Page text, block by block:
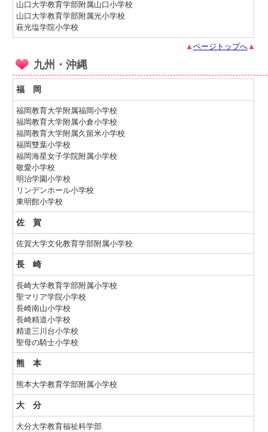
山口大学教育学部附属山口小学校
山口大学教育学部附属光小学校
萩光塩学院小学校
▲ ページトップへ▲
九州・沖縄
福 岡
福岡教育大学附属福岡小学校
福岡教育大学附属小倉小学校
福岡教育大学附属久留米小学校
福岡雙葉小学校
福岡海星女子学院附属小学校
敬愛小学校
明治学園小学校
リンデンホール小学校
東明館小学校
佐 賀
佐賀大学文化教育学部附属小学校
長 崎
長崎大学教育学部附属小学校
聖マリア学院小学校
長崎南山小学校
長崎精道小学校
精道三川台小学校
聖母の騎士小学校
熊 本
熊本大学教育学部附属小学校
大 分
大分大学教育福祉科学部